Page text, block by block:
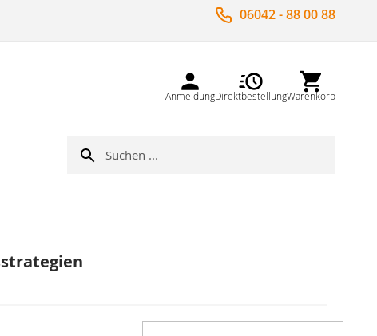
06042 - 88 00 88
AnmeldungDirektbestellungWarenkorb
Suche